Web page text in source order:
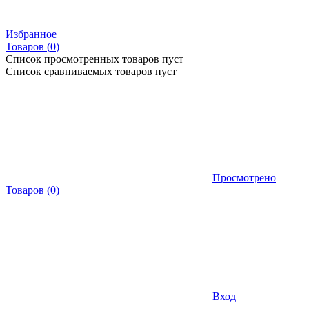
Избранное
Товаров (0)
Список просмотренных товаров пуст
Список сравниваемых товаров пуст
Просмотрено
Товаров (0)
Вход